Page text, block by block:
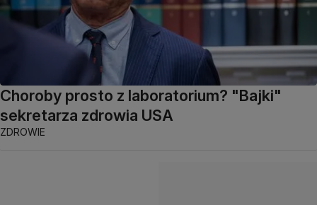
Choroby prosto z laboratorium? "Bajki"
sekretarza zdrowia USA
ZDROWIE